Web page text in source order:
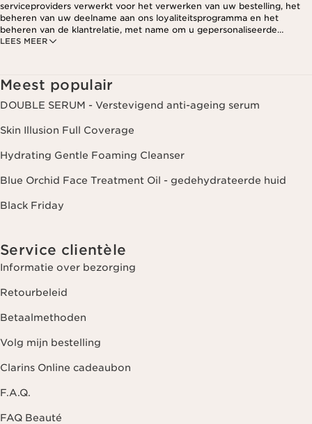
LEES MEER
serviceproviders verwerkt voor het verwerken van uw bestelling, het
beheren van uw deelname aan ons loyaliteitsprogramma en het
beheren van de klantrelatie, met name om u gepersonaliseerde
aanbiedingen te kunnen sturen op basis van uw eerdere aankopen en
Meest populair
DOUBLE SERUM - Verstevigend anti-ageing serum
Skin Illusion Full Coverage
Hydrating Gentle Foaming Cleanser
Blue Orchid Face Treatment Oil - gedehydrateerde huid
Black Friday
Service clientèle
Informatie over bezorging
Retourbeleid
Betaalmethoden
Volg mijn bestelling
Clarins Online cadeaubon
F.A.Q.
FAQ Beauté